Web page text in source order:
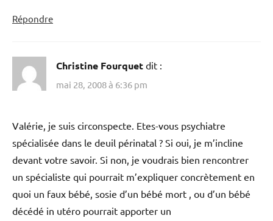
Répondre
Christine Fourquet dit :
mai 28, 2008 à 6:36 pm
Valérie, je suis circonspecte. Etes-vous psychiatre
spécialisée dans le deuil périnatal ? Si oui, je m’incline
devant votre savoir. Si non, je voudrais bien rencontrer
un spécialiste qui pourrait m’expliquer concrètement en
quoi un faux bébé, sosie d’un bébé mort , ou d’un bébé
décédé in utéro pourrait apporter un